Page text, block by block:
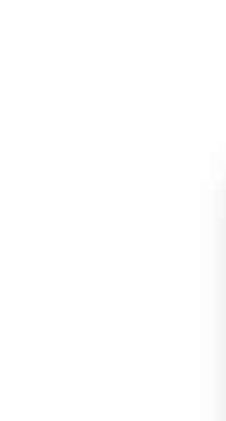
地址：浙江省杭州市钱塘新区
电话：13858065387（资深专